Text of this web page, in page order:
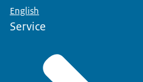
English
Service